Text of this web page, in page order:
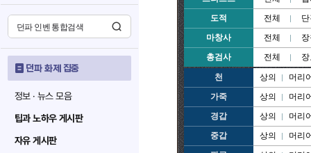
던파 화제 집중
정보 · 뉴스 모음
팁과 노하우 게시판
자유 게시판
도적
전체
마창사
전체
총검사
전체
천 상의
머리
가죽
상의
머리
경갑
상의
머리
중갑
상의
머리